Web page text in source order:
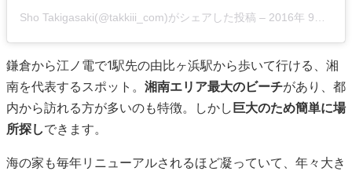
Sho Takigasaki(@takkiii_com)がシェアした投稿 – 2016年 9月月7日午前10時16分PDT
鎌倉から江ノ電で1駅先の由比ヶ浜駅から歩いて行ける、湘
南を代表するスポット。 湘南エリア最大のビーチがあり、都
内から訪れる方が多いのも特徴。しかし 巨大のため簡単に場
所探しできます。
海の家も毎年リニューアルされるほど凝っていて、年々大き